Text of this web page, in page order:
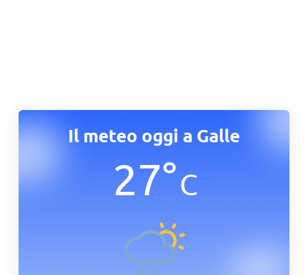
Il meteo oggi a Galle
27°C